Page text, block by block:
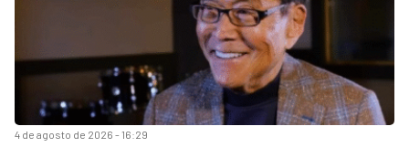
4 de agosto de 2026 - 16:29